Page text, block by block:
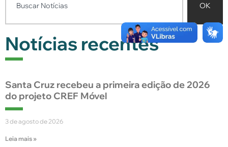
OK
Notícias recentes
Santa Cruz recebeu a primeira edição de 2026
do projeto CREF Móvel
3 de agosto de 2026
Leia mais »